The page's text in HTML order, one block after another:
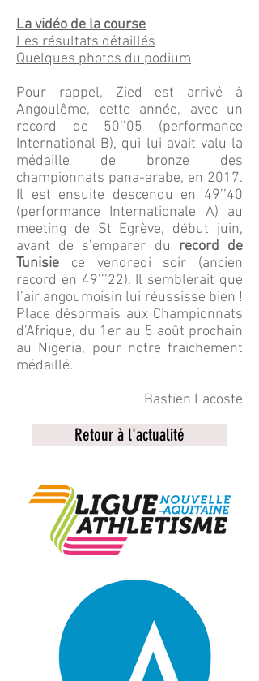
La vidéo de la course
Les résultats détaillés
Quelques photos du podium
Pour rappel, Zied est arrivé à
Angoulême, cette année, avec un
record de 50’’05 (performance
International B), qui lui avait valu la
médaille de bronze des
championnats pana-arabe, en 2017.
Il est ensuite descendu en 49’’40
(performance Internationale A) au
meeting de St Egrève, début juin,
avant de s’emparer du record de
Tunisie ce vendredi soir (ancien
record en 49’’’22). Il semblerait que
l’air angoumoisin lui réussisse bien !
Place désormais aux Championnats
d’Afrique, du 1er au 5 août prochain
au Nigeria, pour notre fraichement
médaillé.
Bastien Lacoste
Retour à l'actualité